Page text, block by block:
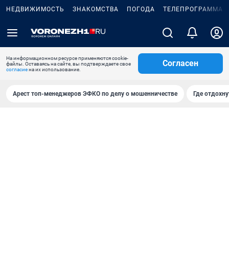
НЕДВИЖИМОСТЬ ЗНАКОМСТВА ПОГОДА ТЕЛЕПРОГРАММА
На информационном ресурсе применяются cookie-
файлы. Оставаясь на сайте, вы подтверждаете свое
согласиена их использование.
Согласен
Арест топ-менеджеров ЭФКО по делу о мошенничестве Где